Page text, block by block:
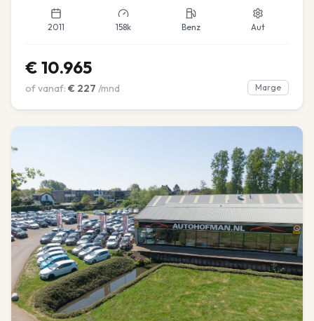
2011 158k Benz Aut
€ 10.965
of vanaf: € 227 /mnd Marge